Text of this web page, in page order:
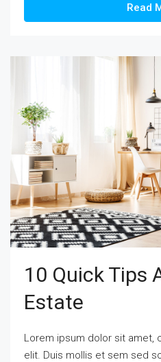
Read
10 Quick Tips
Estate
Lorem ipsum dolor sit amet,
elit. Duis mollis et sem sed